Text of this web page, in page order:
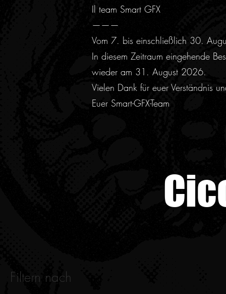
Il team Smart GFX
———
Vom 7. bis einschließlich 30.
In diesem Zeitraum eingehende
wieder am 31. August 2026.
Vielen Dank für euer Verständnis
Euer Smart-GFX-Team
Filtern nach